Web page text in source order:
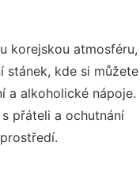
korejskou atmosféru,
stánek, kde si můžete
a alkoholické nápoje.
přáteli a ochutnání